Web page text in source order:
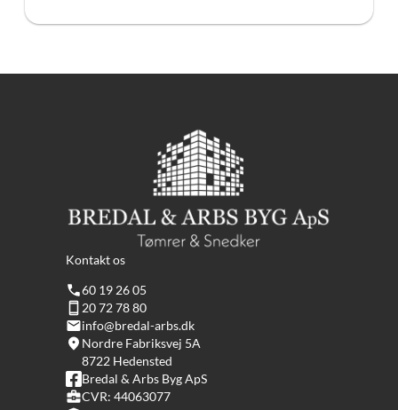
Kontakt os
60 19 26 05
20 72 78 80
info@bredal-arbs.dk
Nordre Fabriksvej 5A
8722 Hedensted
Bredal & Arbs Byg ApS
CVR: 44063077